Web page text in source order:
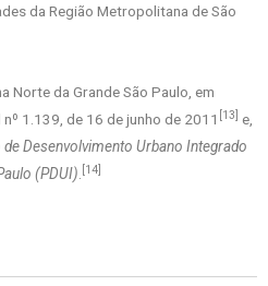
da Região Metropolitana de São
Norte da Grande São Paulo, em
1.139, de 16 de junho de 2011 [13] e,
de Desenvolvimento Urbano Integrado
(PDUI) [14]